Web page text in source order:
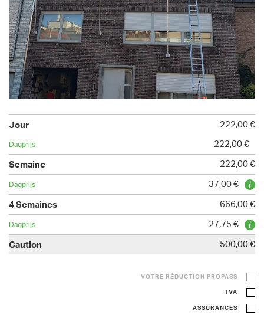
222,00 €
222,00 €
222,00 €
37,00 €
666,00 €
27,75 €
500,00 €
VOTRE RÉDUCTION PROPASS
TVA
ASSURANCES